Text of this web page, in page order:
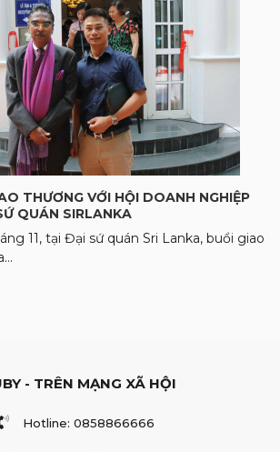
THƯƠNG VỚI HỘI DOANH NGHIỆP
QUÁN SIRLANKA
11, tại Đại sứ quán Sri Lanka, buổi giao
- TRÊN MẠNG XÃ HỘI
Hotline: 0858866666